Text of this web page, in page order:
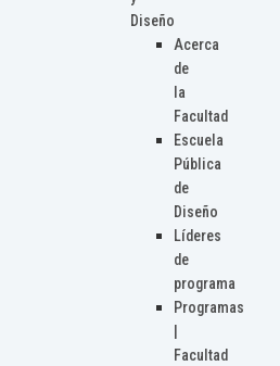
Diseño
Acerca
de
la
Facultad
Escuela
Pública
de
Diseño
Líderes
de
programa
Programas
Facultad